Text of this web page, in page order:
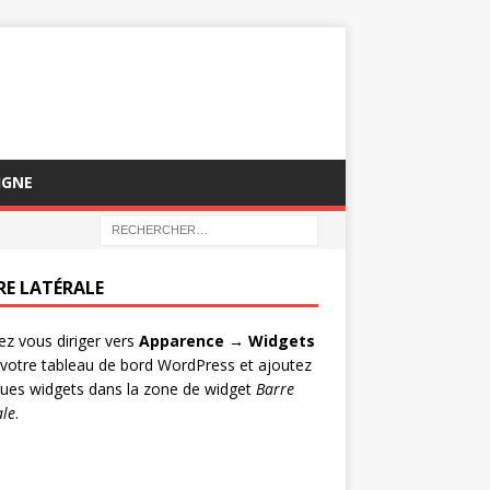
LATÉRALE
vous diriger vers Apparence → Widgets
tableau de bord WordPress et ajoutez
widgets dans la zone de widget Barre
.